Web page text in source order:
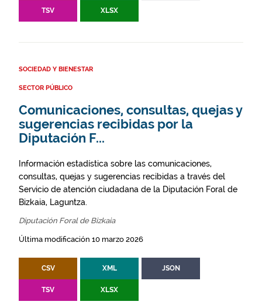
TSV XLSX
SOCIEDAD Y BIENESTAR
SECTOR PÚBLICO
Comunicaciones, consultas, quejas y
sugerencias recibidas por la
Diputación F...
Información estadística sobre las comunicaciones,
consultas, quejas y sugerencias recibidas a través del
Servicio de atención ciudadana de la Diputación Foral de
Bizkaia, Laguntza.
Diputación Foral de Bizkaia
Última modificación 10 marzo 2026
CSV XML JSON
TSV XLSX